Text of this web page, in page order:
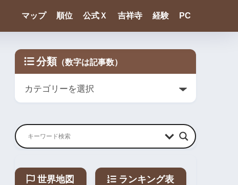
マップ 順位 公式Ｘ 吉祥寺 経験 PC
分類
世界地図 ランキング表